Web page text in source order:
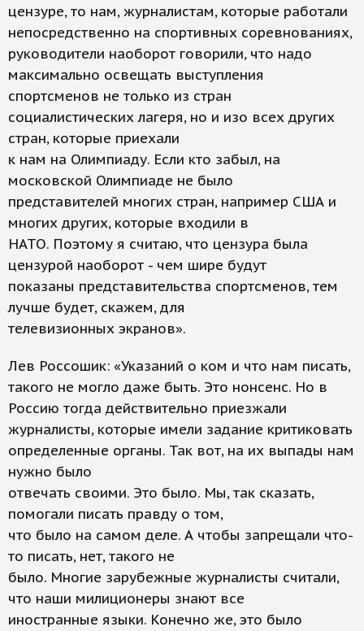
цензуре, то нам, журналистам, которые работали
непосредственно на спортивных соревнованиях,
руководители наоборот говорили, что надо
максимально освещать выступления
спортсменов не только из стран
социалистических лагеря, но и изо всех других
стран, которые приехали
к нам на Олимпиаду. Если кто забыл, на
московской Олимпиаде не было
представителей многих стран, например США и
многих других, которые входили в
НАТО. Поэтому я считаю, что цензура была
цензурой наоборот - чем шире будут
показаны представительства спортсменов, тем
лучше будет, скажем, для
телевизионных экранов».
Лев Россошик: «Указаний о ком и что нам писать,
такого не могло даже быть. Это нонсенс. Но в
Россию тогда действительно приезжали
журналисты, которые имели задание критиковать
определенные органы. Так вот, на их выпады нам
нужно было
отвечать своими. Это было. Мы, так сказать,
помогали писать правду о том,
что было на самом деле. А чтобы запрещали что-
то писать, нет, такого не
было. Многие зарубежные журналисты считали,
что наши милиционеры знают все
иностранные языки. Конечно же, это было